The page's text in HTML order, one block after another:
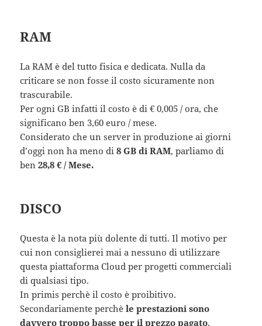
RAM
La RAM è del tutto fisica e dedicata. Nulla da
criticare se non fosse il costo sicuramente non
trascurabile.
Per ogni GB infatti il costo è di € 0,005 / ora, che
significano ben 3,60 euro / mese.
Considerato che un server in produzione ai giorni
d’oggi non ha meno di8 GB di RAM, parliamo di
ben28,8 € / Mese.
DISCO
Questa è la nota più dolente di tutti. Il motivo per
cui non consiglierei mai a nessuno di utilizzare
questa piattaforma Cloud per progetti commerciali
di qualsiasi tipo.
In primis perchè il costo è proibitivo.
Secondariamente perchèle prestazioni sono
davvero troppo basse per il prezzo pagato.